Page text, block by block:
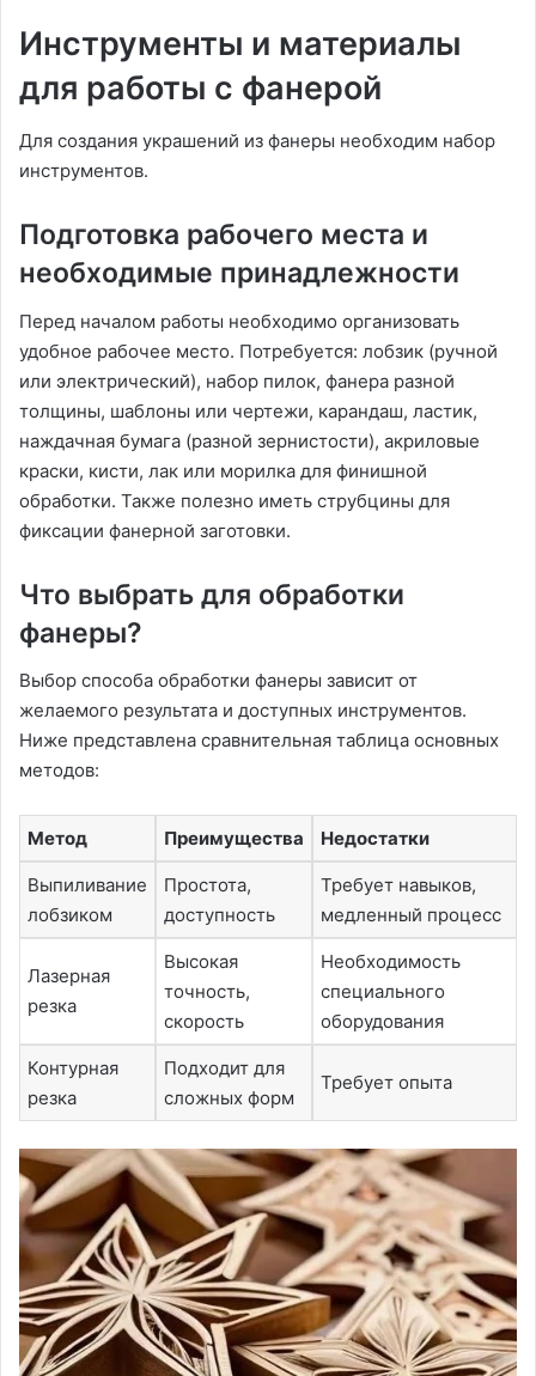
Инструменты и материалы
для работы с фанерой
Для создания украшений из фанеры необходим набор
инструментов.
Подготовка рабочего места и
необходимые принадлежности
Перед началом работы необходимо организовать
удобное рабочее место. Потребуется: лобзик (ручной
или электрический), набор пилок, фанера разной
толщины, шаблоны или чертежи, карандаш, ластик,
наждачная бумага (разной зернистости), акриловые
краски, кисти, лак или морилка для финишной
обработки. Также полезно иметь струбцины для
фиксации фанерной заготовки.
Что выбрать для обработки
фанеры?
Выбор способа обработки фанеры зависит от
желаемого результата и доступных инструментов.
Ниже представлена сравнительная таблица основных
методов:
Метод Преимущества Недостатки
Выпиливание
лобзиком
Простота,
доступность
Требует навыков,
медленный процесс
Лазерная
резка
Высокая
точность,
скорость
Необходимость
специального
оборудования
Контурная
резка
Подходит для
сложных форм
Требует опыта